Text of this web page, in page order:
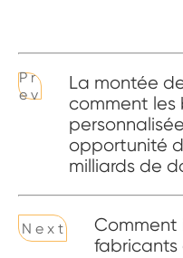
P r
e v
La montée
comment les
opportunité
milliards de
N e x t
Comment
fabricants